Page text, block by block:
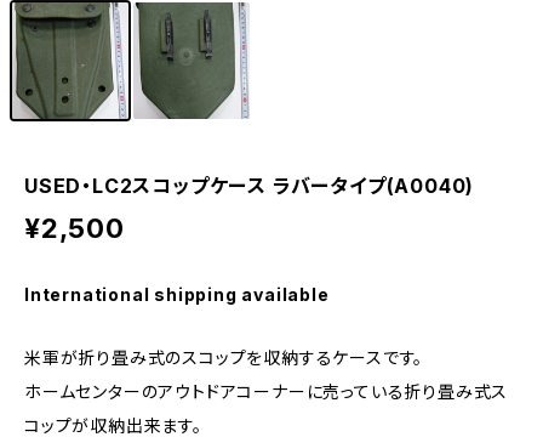
USED・LC2スコップケース ラバータイプ(A0040)
¥2,500
International shipping available
米軍が折り畳み式のスコップを収納するケースです。
ホームセンターのアウトドアコーナーに売っている折り畳み式ス
コップが収納出来ます。